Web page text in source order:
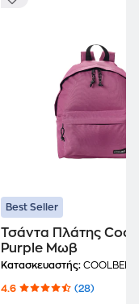
Best Seller
Τσάντα Πλάτης
Purple Μωβ
Κατασκευαστής: COOLBEE
4.6 (28)